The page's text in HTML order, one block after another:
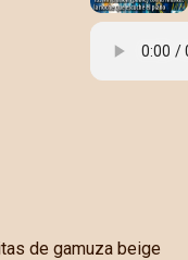
de gamuza beige